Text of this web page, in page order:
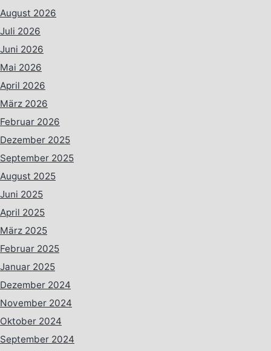
August 2026
Juli 2026
Juni 2026
Mai 2026
April 2026
März 2026
Februar 2026
Dezember 2025
September 2025
August 2025
Juni 2025
April 2025
März 2025
Februar 2025
Januar 2025
Dezember 2024
November 2024
Oktober 2024
September 2024